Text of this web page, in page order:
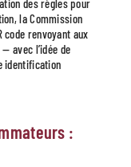
des règles pour
la Commission
renvoyant aux
avec l’idée de
identification
: